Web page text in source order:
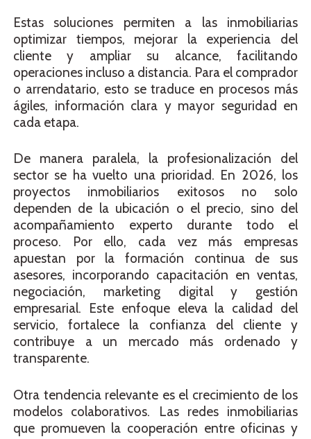
Estas soluciones permiten a las inmobiliarias
optimizar tiempos, mejorar la experiencia del
cliente y ampliar su alcance, facilitando
operaciones incluso a distancia. Para el comprador
o arrendatario, esto se traduce en procesos más
ágiles, información clara y mayor seguridad en
cada etapa.
De manera paralela, la profesionalización del
sector se ha vuelto una prioridad. En 2026, los
proyectos inmobiliarios exitosos no solo
dependen de la ubicación o el precio, sino del
acompañamiento experto durante todo el
proceso. Por ello, cada vez más empresas
apuestan por la formación continua de sus
asesores, incorporando capacitación en ventas,
negociación, marketing digital y gestión
empresarial. Este enfoque eleva la calidad del
servicio, fortalece la confianza del cliente y
contribuye a un mercado más ordenado y
transparente.
Otra tendencia relevante es el crecimiento de los
modelos colaborativos. Las redes inmobiliarias
que promueven la cooperación entre oficinas y